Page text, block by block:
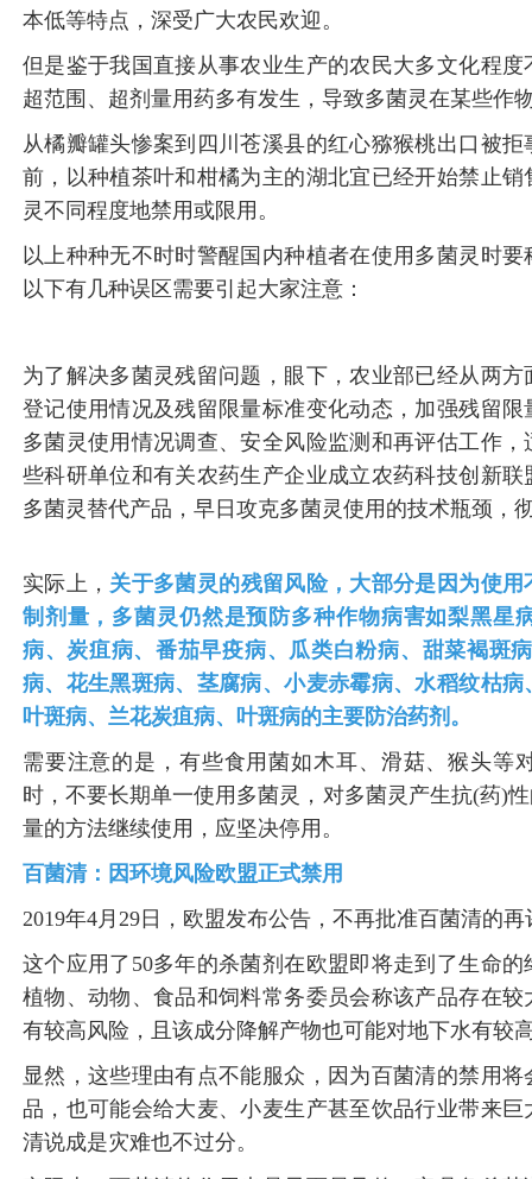
本低等特点，深受广大农民欢迎。
但是鉴于我国直接从事农业生产的农民大多文化程
超范围、超剂量用药多有发生，导致多菌灵在某些作
从橘瓣罐头惨案到四川苍溪县的红心猕猴桃出口被
前，以种植茶叶和柑橘为主的湖北宜已经开始禁止
灵不同程度地禁用或限用。
以上种种无不时时警醒国内种植者在使用多菌灵时
以下有几种误区需要引起大家注意：
为了解决多菌灵残留问题，眼下，农业部已经从两
登记使用情况及残留限量标准变化动态，加强残留
多菌灵使用情况调查、安全风险监测和再评估工作
些科研单位和有关农药生产企业成立农药科技创新
多菌灵替代产品，早日攻克多菌灵使用的技术瓶颈，
实际上， 关于多菌灵的残留风险，大部分是因为使
制剂量， 多菌灵仍然是预防多种作物病害如梨黑星
病、炭疽病、番茄早疫病、瓜类白粉病、甜菜褐斑
病、花生黑斑病、茎腐病、小麦赤霉病、水稻纹枯
叶斑病、兰花炭疽病、叶斑病的主要防治药剂。
需要注意的是，有些食用菌如木耳、滑菇、猴头等
时，不要长期单一使用多菌灵，对多菌灵产生抗(药)
量的方法继续使用，应坚决停用。
百菌清：因环境风险欧盟正式禁用
2019年4月29日，欧盟发布公告，不再批准百菌清的
这个应用了50多年的杀菌剂在欧盟即将走到了生命
植物、动物、食品和饲料常务委员会称该产品存在
有较高风险，且该成分降解产物也可能对地下水有较
显然，这些理由有点不能服众，因为百菌清的禁用
品，也可能会给大麦、小麦生产甚至饮品行业带来
清说成是灾难也不过分。